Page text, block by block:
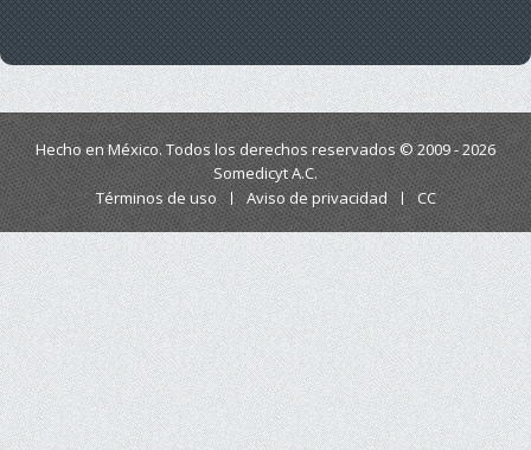
Hecho en México. Todos los derechos reservados © 2009 - 2026
Somedicyt A.C.
Términos de uso
Aviso de privacidad CC